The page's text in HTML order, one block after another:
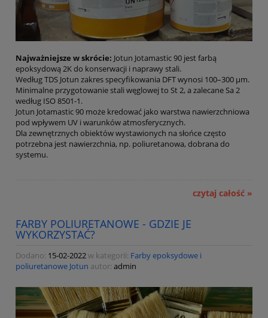
Najważniejsze w skrócie: Jotun Jotamastic 90 jest farbą
epoksydową 2K do konserwacji i naprawy stali.
Według TDS Jotun zakres specyfikowania DFT wynosi 100–300 µm.
Minimalne przygotowanie stali węglowej to St 2, a zalecane Sa 2
według ISO 8501-1.
Jotun Jotamastic 90 może kredować jako warstwa nawierzchniowa
pod wpływem UV i warunków atmosferycznych.
Dla zewnętrznych obiektów wystawionych na słońce często
potrzebna jest nawierzchnia, np. poliuretanowa, dobrana do
systemu.
czytaj całość »
FARBY POLIURETANOWE - GDZIE JE
WYKORZYSTAĆ?
Dodano: 15-02-2022w kategorii: Farby epoksydowe i
poliuretanowe Jotun autor: admin